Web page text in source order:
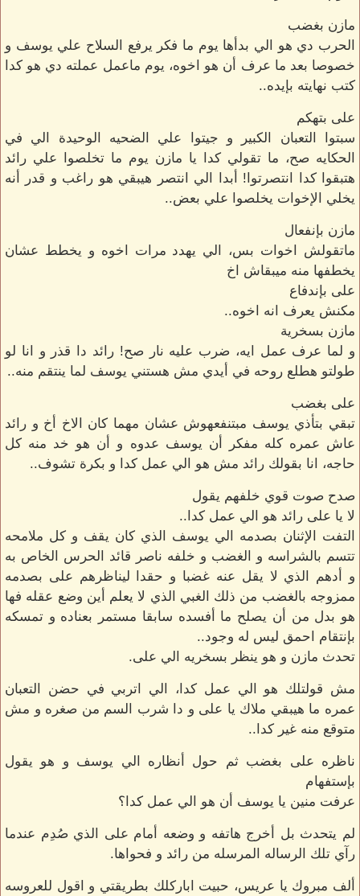
مازن بغضب
الحرب دي هو الي بدأها يوم ما فكر يرفع السلاح علي يوسف و
خصوصا بعد ما عرف أن هو اخوه، يوم ماعمل عملته دي هو كدا
كتب نهايته بإيده..
على بتهكم
سبتوا التعبان الكبير و جيتوا علي الضحيه الوحيدة الي في
الحكايه صح، ما تقولي كدا يا مازن يوم ما تخلصوا علي رائد
هتبقوا كدا انتصرتوا! أبدا الي انتصر هيبقي هو راغب و قدر أنه
يخلي الإخوات يخلصوا علي بعض..
مازن بإنفعال
ماتقولش اخوات بس، الي يهدد مرات اخوه و يخطط عشان
يخطفها منه ميبقاش اخ
على بإندفاع
مكنش يعرف انه اخوه..
مازن بسخرية
و لما عرف عمل ايه، ضرب عليه نار صح! رائد دا قذر و انا لو
طولتو هطلع روحه في أيدي مش هستني يوسف لما ينتقم منه..
على بغضب
تبقي بتأذي يوسف مبتنفعهوش عشان مهما كان الاخ أخ و رائد
عاش عمره كله مفكر أن يوسف عدوه و أن هو خد منه كل
حاجه، انا بقولك رائد مش هو الي عمل كدا و بكرة تشوف..
صدح صوت قوي خلفهم يقول
لا يا على رائد هو الي عمل كدا..
التفت الإثنان بصدمه الي يوسف الذي كان يقف و كل ملامحه
تتسم بالشراسه و الغضب و خلفه ناصر قائد الحرس الخاص به
و أدهم الذي لا يقل عنه غضبا و حقدا ليناظرهم على بصدمه
ممزوجه بالغضب من ذلك الغبي الذي لا يعلم أين وضع عقله فها
هو بدل من أن يصلح ما أفسده سابقا مستمر بعناده و تمسكه
بإنتقام احمق ليس له وجود..
تحدث مازن و هو ينظر بسخريه الي على.
مش قولتلك هو الي عمل كدا، الي اتربي في حضن التعبان
عمره ما هيبقي ملاك يا على و دا شرب السم من صغره و مش
متوقع منه غير كدا..
ناظره على بغضب ثم حول أنظاره الي يوسف و هو يقول
بإستفهام
عرفت منين يا يوسف أن هو الي عمل كدا؟
لم يتحدث بل أخرج هاتفه و وضعه أمام على الذي صُدِم عندما
رآي تلك الرساله المرسله من رائد و فحواها.
ألف مبروك يا عريس، حبيت اباركلك بطريقتي و اقول للعروسه